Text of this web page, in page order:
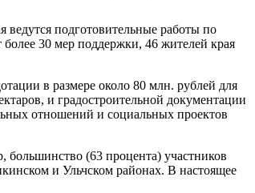
ведутся подготовительные работы по
более 30 мер поддержки, 46 жителей края
в размере около 80 млн. рублей для
и градостроительной документации
отношений и социальных проектов
большинство (63 процента) участников
и Ульчском районах. В настоящее